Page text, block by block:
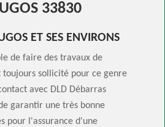
33830
ET SES ENVIRONS
de faire des travaux de
sollicité pour ce genre
avec DLD Débarras
garantir une très bonne
pour l'assurance d'une